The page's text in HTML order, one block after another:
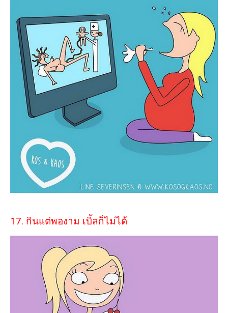
17. กินแต่พองาม เบิ้ลก็ไม่ได้